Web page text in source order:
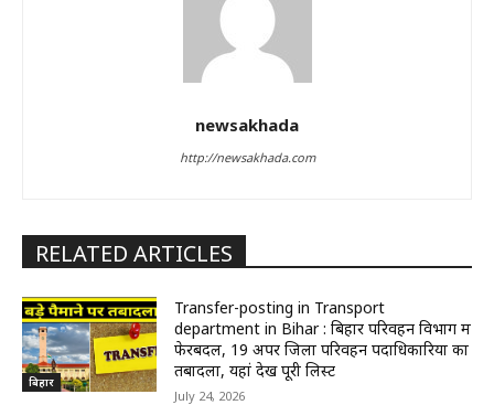
newsakhada
http://newsakhada.com
RELATED ARTICLES
बिहार
Transfer-posting in Transport
department in Bihar : बिहार परिवहन विभाग में
फेरबदल, 19 अपर जिला परिवहन पदाधिकारियों का
तबादला, यहां देखें पूरी लिस्ट
July 24, 2026